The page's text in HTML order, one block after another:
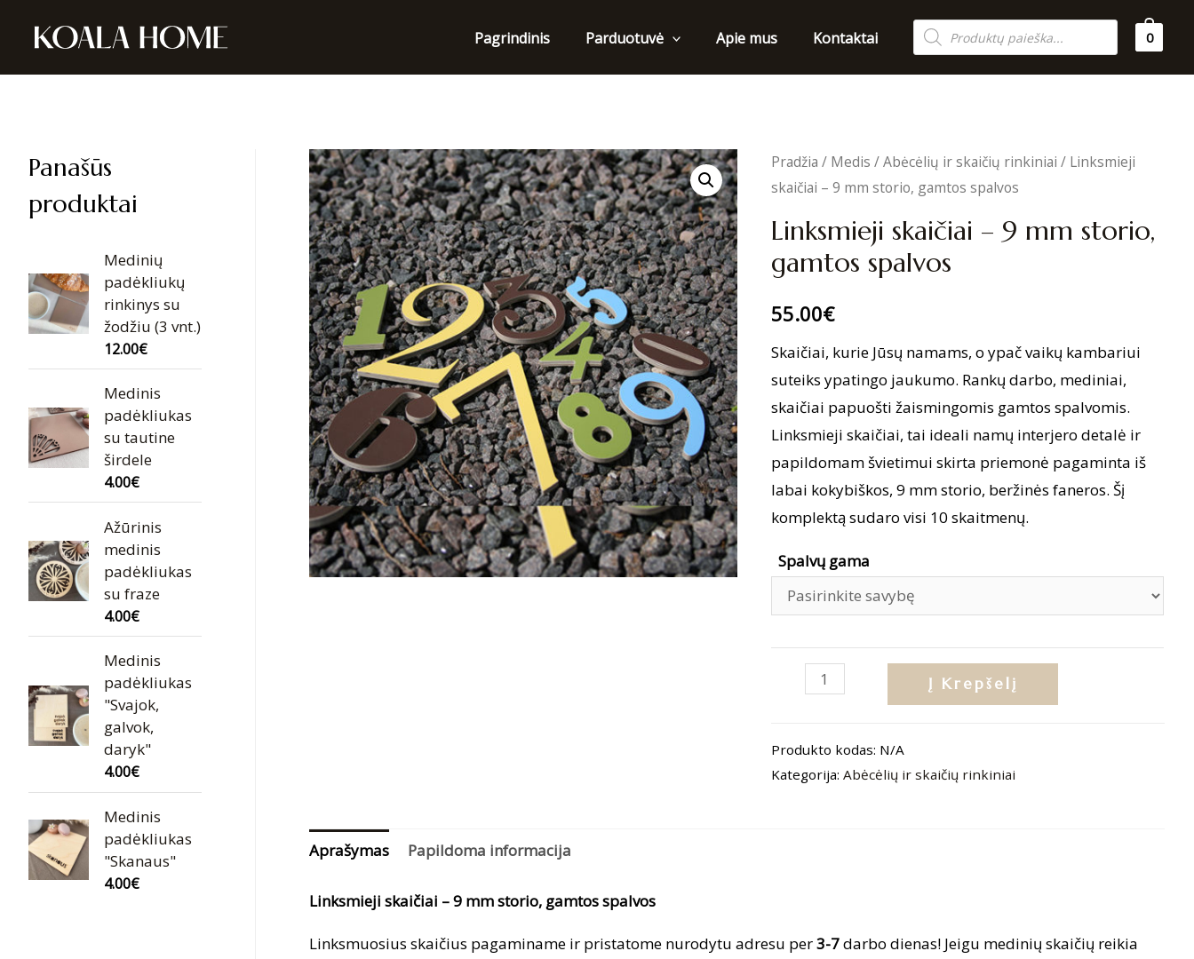
Pagrindinis Parduotuvė Apie mus Kontaktai
Products
search 0
Panašūs
produktai
Medinių
padėkliukų
rinkinys su
žodžiu (3 vnt.)
12.00€
Medinis
padėkliukas
su tautine
širdele
4.00€
Ažūrinis
medinis
padėkliukas
su fraze
4.00€
Medinis
padėkliukas
"Svajok,
galvok,
daryk"
4.00€
Medinis
padėkliukas
"Skanaus"
4.00€
Pradžia / Medis /Abėcėlių ir skaičių rinkiniai / Linksmieji
skaičiai – 9 mm storio, gamtos spalvos
Linksmieji skaičiai – 9 mm storio,
gamtos spalvos
55.00€
Skaičiai, kurie Jūsų namams, o ypač vaikų kambariui
suteiks ypatingo jaukumo. Rankų darbo, mediniai,
skaičiai papuošti žaismingomis gamtos spalvomis.
Linksmieji skaičiai, tai ideali namų interjero detalė ir
papildomam švietimui skirta priemonė pagaminta iš
labai kokybiškos, 9 mm storio, beržinės faneros. Šį
komplektą sudaro visi 10 skaitmenų.
Spalvų gama
produkto
skaičiai
–
Į Krepšelį
Produkto kodas: N/A
Kategorija:Abėcėlių ir skaičių rinkiniai
Aprašymas Papildoma informacija
Linksmieji skaičiai – 9 mm storio, gamtos spalvos
Linksmuosius skaičius pagaminame ir pristatome nurodytu adresu per3-7darbo dienas! Jeigu medinių skaičių reikia